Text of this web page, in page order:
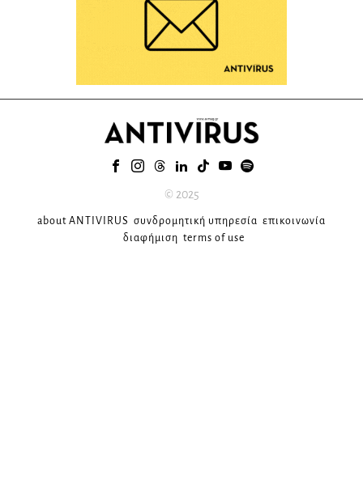
© 2025
about ANTIVIRUS συνδρομητική υπηρεσία επικοινωνία
διαφήμιση terms of use